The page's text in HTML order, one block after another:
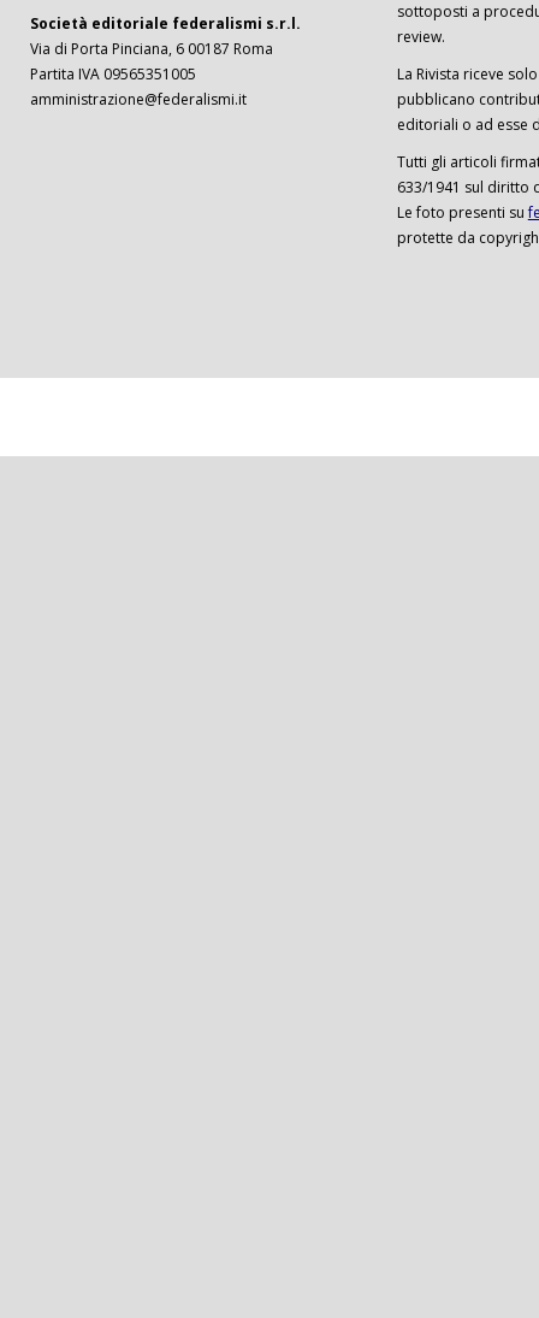
Società editoriale federalismi s.r.l.
Via di Porta Pinciana, 6 00187 Roma
Partita IVA 09565351005
amministrazione@federalismi.it
sottoposti a
review.
La Rivista riceve
pubblicano
editoriali o ad esse
Tutti gli articoli
633/1941 sul diritto
Le foto presenti su
protette da